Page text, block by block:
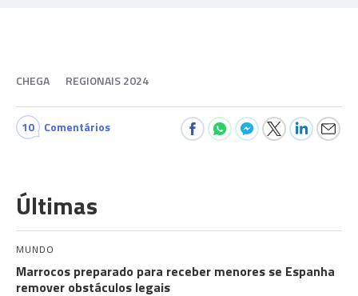
CHEGA REGIONAIS 2024
10 Comentários
Últimas
MUNDO
Marrocos preparado para receber menores se Espanha
remover obstáculos legais